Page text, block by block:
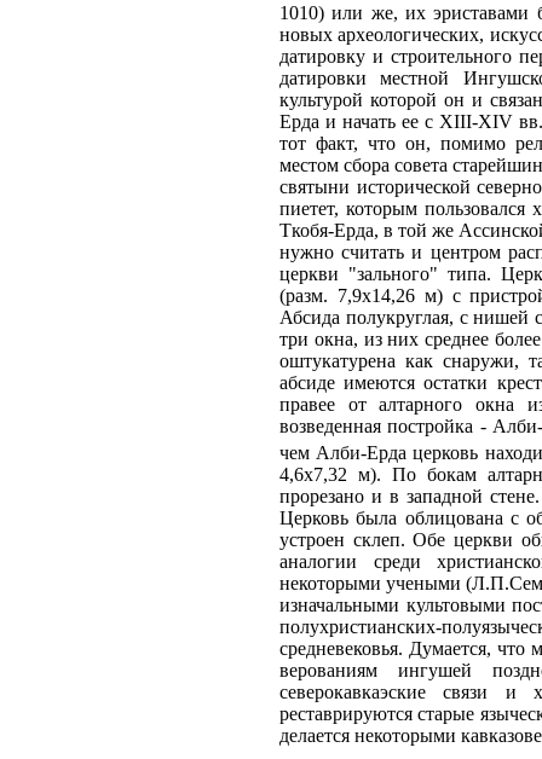
1010) или же, их эриставами
новых археологических,
датировку и строительного
датировки местной
культурой которой он и
Ерда и начать ее с XIII-XIV
тот факт, что он, помимо
местом сбора совета
святыни исторической
пиетет, которым
Ткобя-Ерда, в той же
нужно считать и центром
церкви "зального" типа.
(разм. 7,9х14,26 м) с
Абсида полукруглая, с нишей
три окна, из них среднее
оштукатурена как снаружи,
абсиде имеются остатки
правее от алтарного окна
возведенная постройка -
чем Алби-Ерда церковь
4,6х7,32 м). По бокам
прорезано и в западной
Церковь была облицована с
устроен склеп. Обе церкви
аналогии среди
некоторыми учеными
изначальными культовыми
полухристианских-
средневековья. Думается,
верованиям ингушей
северокавкаэские связи
реставрируются старые
делается некоторыми